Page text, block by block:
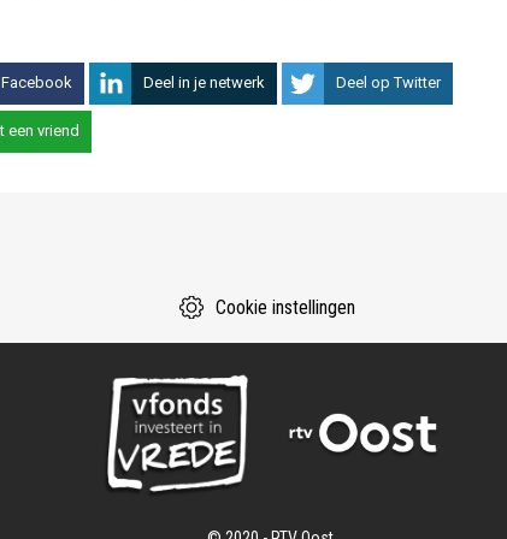
Deel in je netwerk Deel op Twitter
een vriend
Cookie instellingen